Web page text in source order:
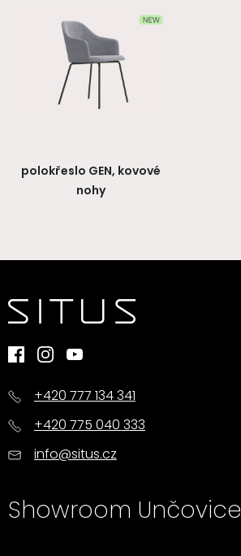
polokřeslo GEN, kovové
nohy
+420 777 134 341
+420 775 040 333
info@situs.cz
Showroom Unčovice